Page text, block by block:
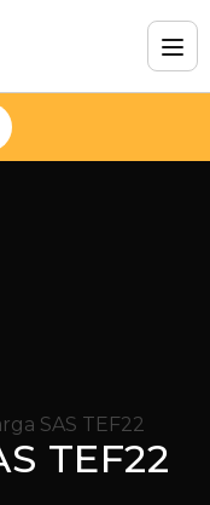
SAS TEF22
TEF22